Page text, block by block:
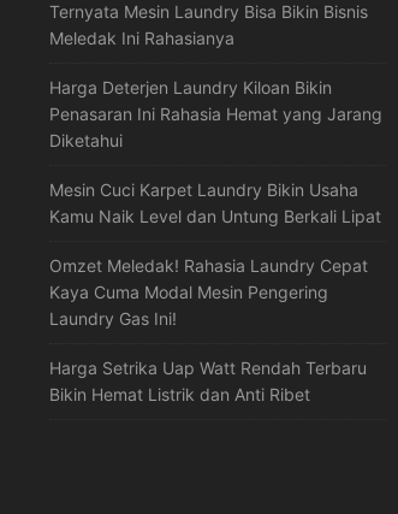
Ternyata Mesin Laundry Bisa Bikin Bisnis
Meledak Ini Rahasianya
Harga Deterjen Laundry Kiloan Bikin
Penasaran Ini Rahasia Hemat yang Jarang
Diketahui
Mesin Cuci Karpet Laundry Bikin Usaha
Kamu Naik Level dan Untung Berkali Lipat
Omzet Meledak! Rahasia Laundry Cepat
Kaya Cuma Modal Mesin Pengering
Laundry Gas Ini!
Harga Setrika Uap Watt Rendah Terbaru
Bikin Hemat Listrik dan Anti Ribet